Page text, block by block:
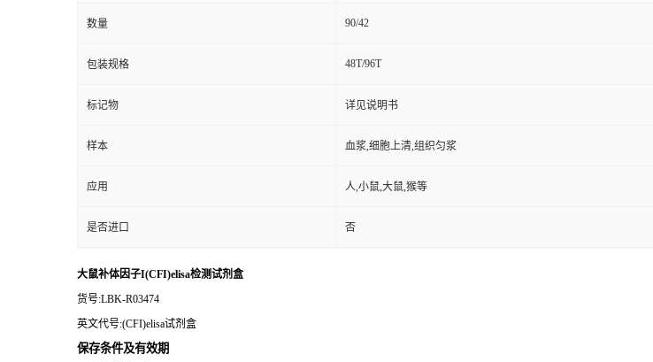
数量 90/42
包装规格 48T/96T
标记物 详见说明书
样本 血浆,细胞上清,组织匀浆
应用 人,小鼠,大鼠,猴等
是否进口 否
大鼠补体因子I(CFI)elisa检测试剂盒
货号:LBK-R03474
英文代号:(CFI)elisa试剂盒
保存条件及有效期